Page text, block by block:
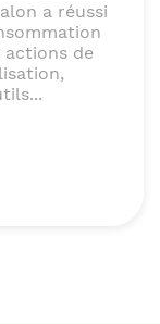
a réussi
actions de